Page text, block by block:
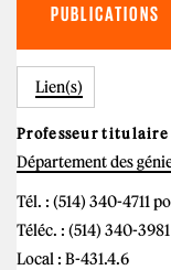
PUBLICATIONS
Lien(s)
Professeur titulaire
Département des
Tél. : (514) 340-4711
Téléc. : (514) 340-3981
Local : B-431.4.6